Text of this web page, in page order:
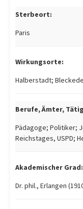
Sterbeort:
Paris
Wirkungsorte:
Halberstadt;
Berufe, Ämter,
Pädagoge; Politiker;
Reichstages, USPD;
Akademischer Grad:
Dr. phil., Erlangen